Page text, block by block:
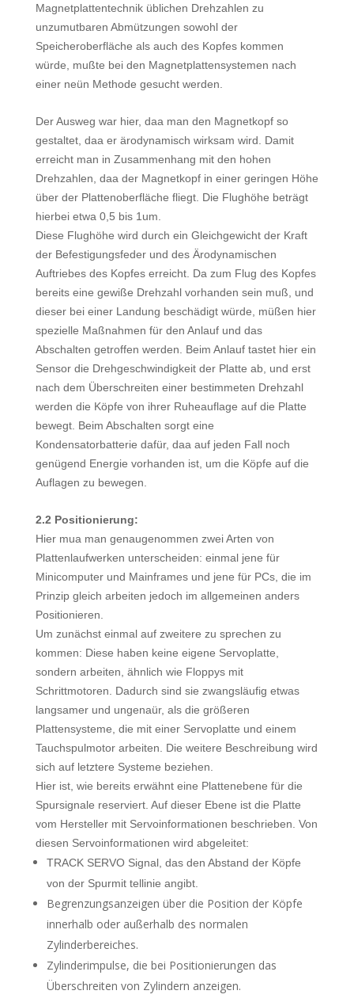
Magnetplattentechnik üblichen Drehzahlen zu
unzumutbaren Abmützungen sowohl der
Speicheroberfläche als auch des Kopfes kommen
würde, mußte bei den Magnetplattensystemen nach
einer neün Methode gesucht werden.
Der Ausweg war hier, daa man den Magnetkopf so
gestaltet, daa er ärodynamisch wirksam wird. Damit
erreicht man in Zusammenhang mit den hohen
Drehzahlen, daa der Magnetkopf in einer geringen Höhe
über der Plattenoberfläche fliegt. Die Flughöhe beträgt
hierbei etwa 0,5 bis 1um.
Diese Flughöhe wird durch ein Gleichgewicht der Kraft
der Befestigungsfeder und des Ärodynamischen
Auftriebes des Kopfes erreicht. Da zum Flug des Kopfes
bereits eine gewiße Drehzahl vorhanden sein muß, und
dieser bei einer Landung beschädigt würde, müßen hier
spezielle Maßnahmen für den Anlauf und das
Abschalten getroffen werden. Beim Anlauf tastet hier ein
Sensor die Drehgeschwindigkeit der Platte ab, und erst
nach dem Überschreiten einer bestimmeten Drehzahl
werden die Köpfe von ihrer Ruheauflage auf die Platte
bewegt. Beim Abschalten sorgt eine
Kondensatorbatterie dafür, daa auf jeden Fall noch
genügend Energie vorhanden ist, um die Köpfe auf die
Auflagen zu bewegen.
2.2 Positionierung:
Hier mua man genaugenommen zwei Arten von
Plattenlaufwerken unterscheiden: einmal jene für
Minicomputer und Mainframes und jene für PCs, die im
Prinzip gleich arbeiten jedoch im allgemeinen anders
Positionieren.
Um zunächst einmal auf zweitere zu sprechen zu
kommen: Diese haben keine eigene Servoplatte,
sondern arbeiten, ähnlich wie Floppys mit
Schrittmotoren. Dadurch sind sie zwangsläufig etwas
langsamer und ungenaür, als die größeren
Plattensysteme, die mit einer Servoplatte und einem
Tauchspulmotor arbeiten. Die weitere Beschreibung wird
sich auf letztere Systeme beziehen.
Hier ist, wie bereits erwähnt eine Plattenebene für die
Spursignale reserviert. Auf dieser Ebene ist die Platte
vom Hersteller mit Servoinformationen beschrieben. Von
diesen Servoinformationen wird abgeleitet:
TRACK SERVO Signal, das den Abstand der Köpfe
von der Spurmit tellinie angibt.
Begrenzungsanzeigen über die Position der Köpfe
innerhalb oder außerhalb des normalen
Zylinderbereiches.
Zylinderimpulse, die bei Positionierungen das
Überschreiten von Zylindern anzeigen.